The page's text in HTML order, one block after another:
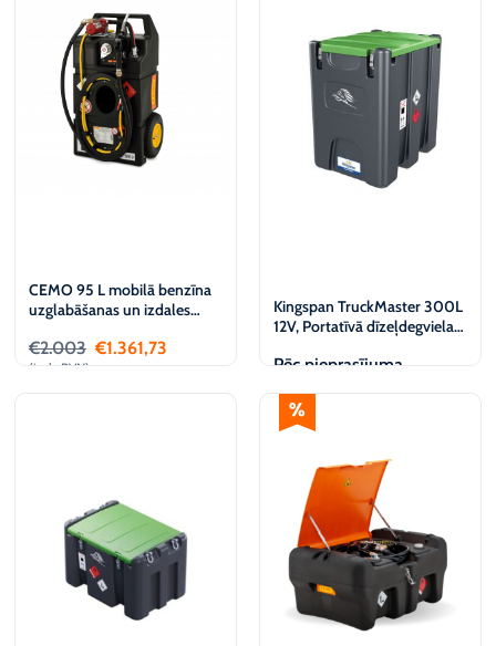
CEMO 95 L mobilā benzīna
uzglabāšanas un izdales
€2.003 €1.361,73
(iesk. PVN)
Kingspan TruckMaster 300L
12V, Portatīvā dīzeļdegvielas
Pēc pieprasījuma